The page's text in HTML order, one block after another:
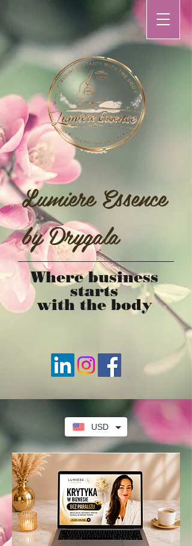
USD
Lumiere Essence
by Drygala
Where business
starts
with the body